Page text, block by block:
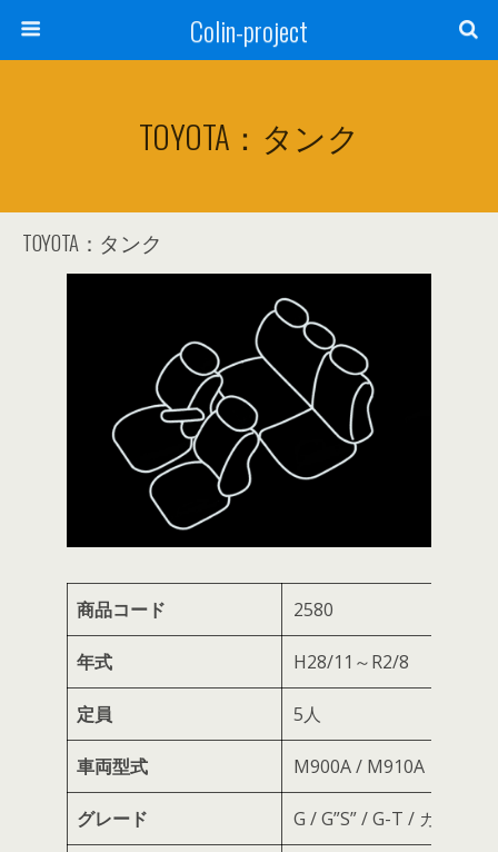
Colin-project
TOYOTA：タンク
TOYOTA：タンク
商品コード 2580
年式 H28/11～R2/8
定員 5人
車両型式 M900A / M910A
グレード G / G”S” / G-T / カスタ